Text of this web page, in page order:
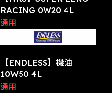
RACING 0W20 4L
通用
【ENDLESS】機油
10W50 4L
通用